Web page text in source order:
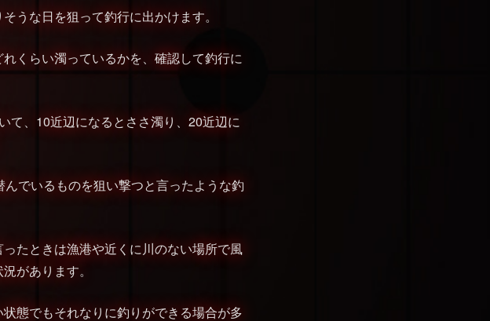
うな日を狙って釣行に出かけます。
くらい濁っているかを、確認して釣行に
て、10近辺になるとささ濁り、20近辺に
でいるものを狙い撃つと言ったような釣
たときは漁港や近くに川のない場所で風
があります。
態でもそれなりに釣りができる場合が多